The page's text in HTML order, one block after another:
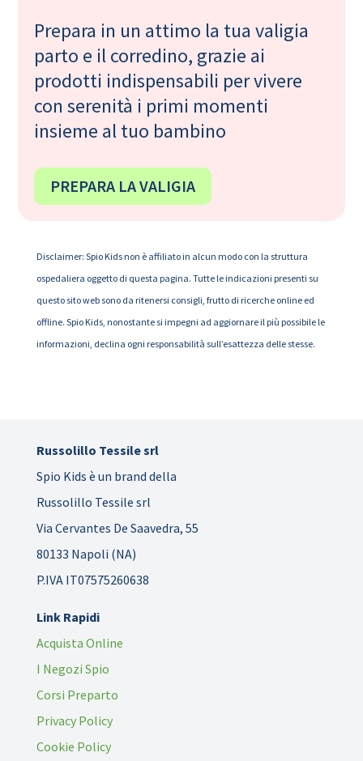
Prepara in un attimo la tua valigia
parto e il corredino, grazie ai
prodotti indispensabili per vivere
con serenità i primi momenti
insieme al tuo bambino
PREPARA LA VALIGIA
Disclaimer: Spio Kids non è affiliato in alcun modo con la struttura
ospedaliera oggetto di questa pagina. Tutte le indicazioni presenti su
questo sito web sono da ritenersi consigli, frutto di ricerche online ed
offline. Spio Kids, nonostante si impegni ad aggiornare il più possibile le
informazioni, declina ogni responsabilità sull’esattezza delle stesse.
Russolillo Tessile srl
Spio Kids è un brand della
Russolillo Tessile srl
Via Cervantes De Saavedra, 55
80133 Napoli (NA)
P.IVA IT07575260638
Link Rapidi
Acquista Online
I Negozi Spio
Corsi Preparto
Privacy Policy
Cookie Policy